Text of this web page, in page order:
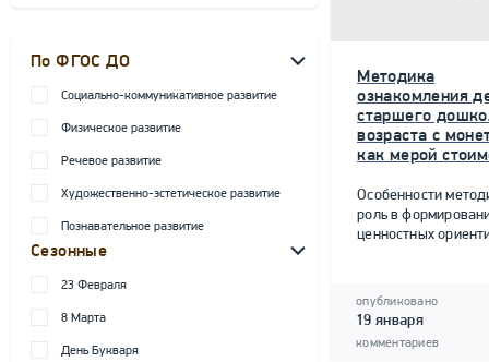
По ФГОС ДО
Социально-коммуникативное развитие
Физическое развитие
Речевое развитие
Художественно-эстетическое развитие
Познавательное развитие
Сезонные
23 Февраля
8 Марта
День Букваря
Методика
ознакомления
старшего
возраста с
как мерой
Особенности
роль в
ценностных
опубликовано
19 января
комментариев